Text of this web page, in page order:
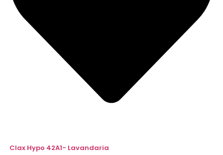
Clax Hypo 42A1- Lavandaria